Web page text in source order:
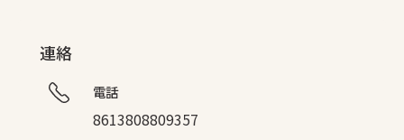
連絡
電話
8613808809357